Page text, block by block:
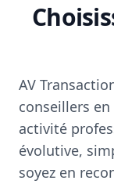
AV
conseillers
activité
évolutive,
soyez en